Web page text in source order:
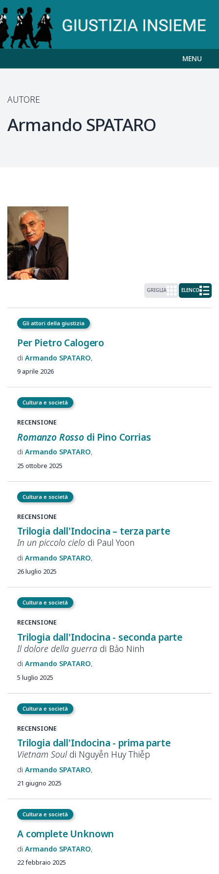
MENU
AUTORE
Armando SPATARO
GRIGLIA ELENCO
Gli attori della giustizia
Per Pietro Calogero
Armando SPATARO
9 aprile 2026
Cultura e società
RECENSIONE
Romanzo Rosso di Pino Corrias
Armando SPATARO
25 ottobre 2025
Cultura e società
RECENSIONE
Trilogia dall'Indocina – terza parte
In un piccolo cielo di Paul Yoon
Armando SPATARO
26 luglio 2025
Cultura e società
RECENSIONE
Trilogia dall'Indocina - seconda parte
Il dolore della guerra di Bảo Ninh
Armando SPATARO
5 luglio 2025
Cultura e società
RECENSIONE
Trilogia dall'Indocina - prima parte
Vietnam Souldi Nguyễn Huy Thiễp
Armando SPATARO
21 giugno 2025
Cultura e società
A complete Unknown
Armando SPATARO
22 febbraio 2025